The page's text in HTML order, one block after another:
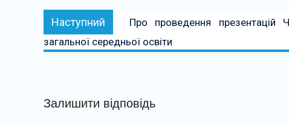
Наступний Наступний:
Про проведення презентацій
загальної середньої освіти
Залишити відповідь